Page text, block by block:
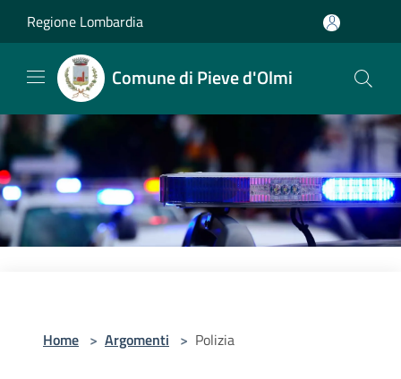
Regione Lombardia
Comune di Pieve d'Olmi
Home > Argomenti > Polizia